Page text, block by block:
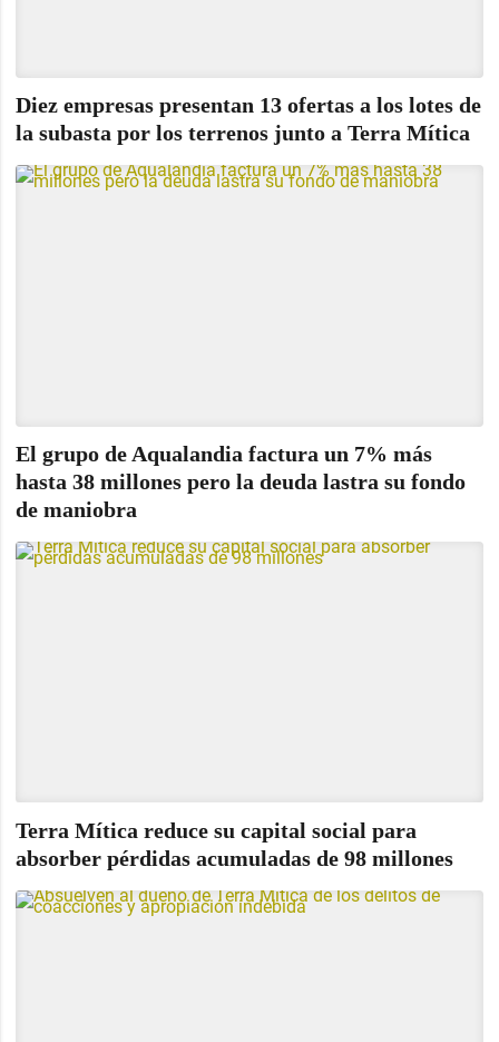
Diez empresas presentan 13 ofertas a los lotes de
la subasta por los terrenos junto a Terra Mítica
El grupo de Aqualandia factura un 7% más
hasta 38 millones pero la deuda lastra su fondo
de maniobra
Terra Mítica reduce su capital social para
absorber pérdidas acumuladas de 98 millones